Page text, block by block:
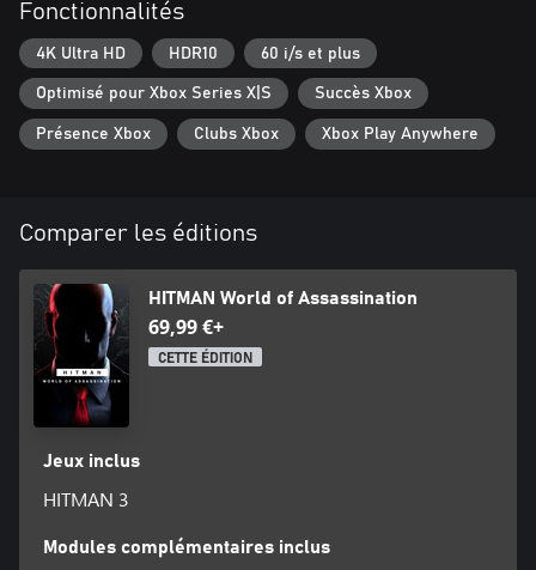
Fonctionnalités
4K Ultra HD HDR10 60 i/s et plus
Optimisé pour Xbox Series X|S Succès Xbox
Présence Xbox Clubs Xbox Xbox Play Anywhere
Comparer les éditions
HITMAN World of Assassination
69,99 €+
CETTE ÉDITION
Jeux inclus
HITMAN 3
Modules complémentaires inclus